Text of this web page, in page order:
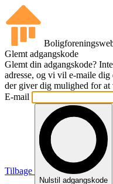
Glemt adgangskode
Glemt din adgangskode?
adresse, og vi vil e-maile
der giver dig mulighed for at
E-mail
Tilbage
Nulstil adgangskode